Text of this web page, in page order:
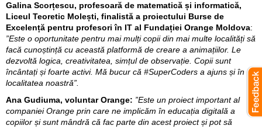
Galina Scorțescu, profesoară de matematică și informatică,
Liceul Teoretic Molești, finalistă a proiectului Burse de
Excelență pentru profesori în IT al Fundației Orange Moldova:
”Este o oportunitate pentru mai mulți copii din mai multe localități să
facă cunoștință cu această platformă de creare a animațiilor. Le
dezvoltă logica, creativitatea, simțul de observație. Copii sunt
încântați și foarte activi. Mă bucur că #SuperCoders a ajuns și în
localitatea noastră”.
Ana Gudiuma, voluntar Orange: ”Este un proiect important al
companiei Orange prin care ne implicăm în educația digitală a
copiilor și sunt mândră că fac parte din acest proiect și pot să